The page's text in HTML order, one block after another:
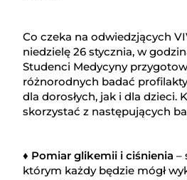
Co czeka na odwiedzjących
niedzielę 26 stycznia, w
Studenci Medycyny
różnorodnych badać
dla dorosłych, jak i dla dzieci.
skorzystać z następujących
♦ Pomiar glikemii i ciśnienia –
którym każdy będzie mógł